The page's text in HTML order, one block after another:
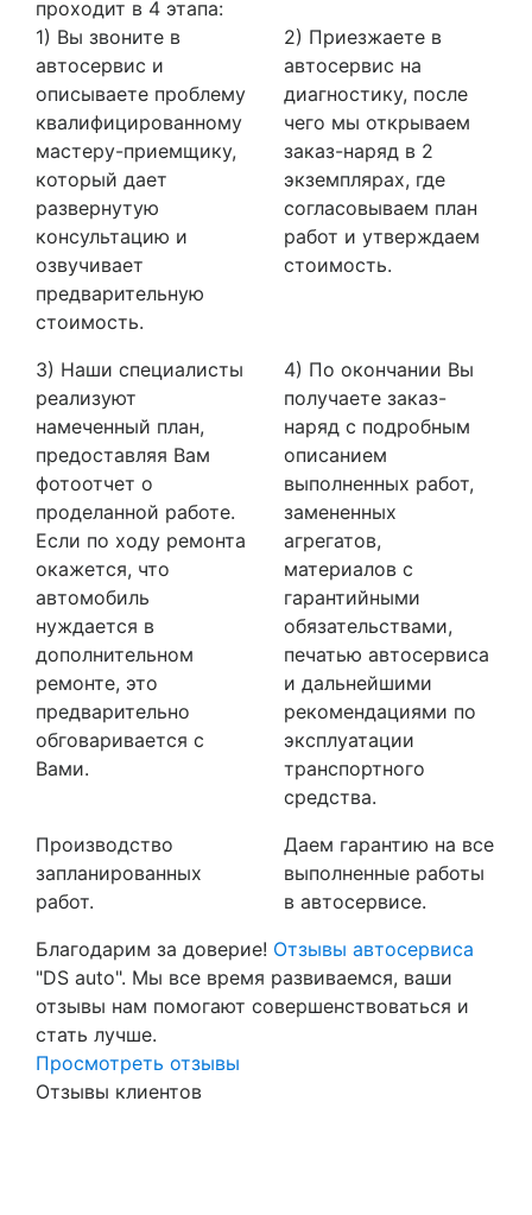
проходит в 4 этапа:
1) Вы звоните в
автосервис и
описываете проблему
квалифицированному
мастеру-приемщику,
который дает
развернутую
консультацию и
озвучивает
предварительную
стоимость.
2) Приезжаете в
автосервис на
диагностику, после
чего мы открываем
заказ-наряд в 2
экземплярах, где
согласовываем план
работ и утверждаем
стоимость.
3) Наши специалисты
реализуют
намеченный план,
предоставляя Вам
фотоотчет о
проделанной работе.
Если по ходу ремонта
окажется, что
автомобиль
нуждается в
дополнительном
ремонте, это
предварительно
обговаривается с
Вами.
4) По окончании Вы
получаете заказ-
наряд с подробным
описанием
выполненных работ,
замененных
агрегатов,
материалов с
гарантийными
обязательствами,
печатью автосервиса
и дальнейшими
рекомендациями по
эксплуатации
транспортного
средства.
Производство
запланированных
работ.
Даем гарантию на все
выполненные работы
в автосервисе.
Благодарим за доверие! Отзывы автосервиса
"DS auto". Мы все время развиваемся, ваши
отзывы нам помогают совершенствоваться и
стать лучше.
Просмотреть отзывы
Отзывы клиентов